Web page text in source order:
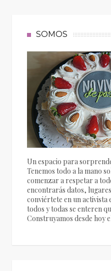
SOMOS
Un espacio para
Tenemos todo a la mano
comenzar a respetar a
encontrarás datos,
conviértete en un activista
todos y todas se enteren
Construyamos desde hoy